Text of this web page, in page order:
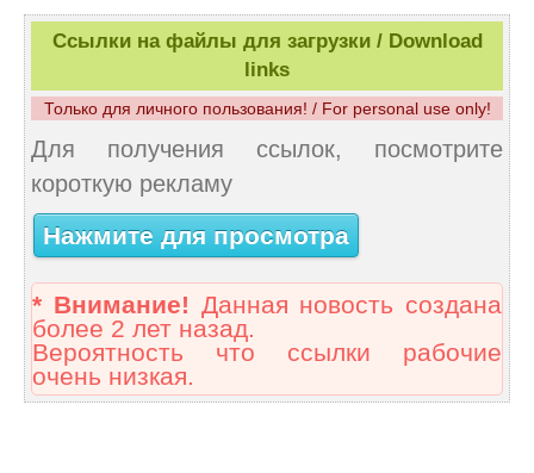
Ссылки на файлы для загрузки / Download
links
Только для личного пользования! / For personal use only!
Для получения ссылок, посмотрите
короткую рекламу
Нажмите для просмотра
* Внимание! Данная новость создана
более 2 лет назад.
Вероятность что ссылки рабочие
очень низкая.